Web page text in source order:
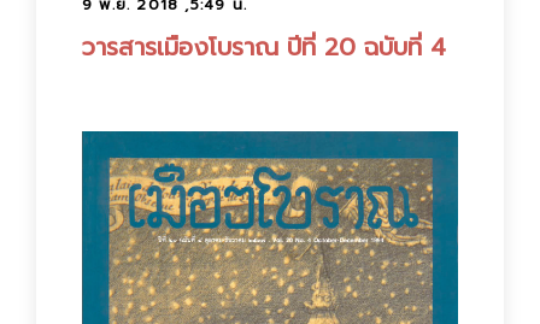
9 พ.ย. 2018 ,5:49 น.
วารสารเมืองโบราณ ปีที่ 20 ฉบับที่ 4